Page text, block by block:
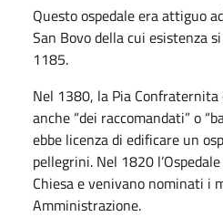
Questo ospedale era attiguo
San Bovo della cui esistenza
1185.
Nel 1380, la Pia
anche “dei raccomandati” o
ebbe licenza di edificare un
pellegrini. Nel 1820
Chiesa e venivano nominati i
Amministrazione.